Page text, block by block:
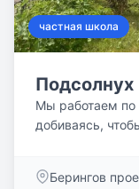
частная школа
Подсолнух
Мы работаем по
добиваясь,
Берингов